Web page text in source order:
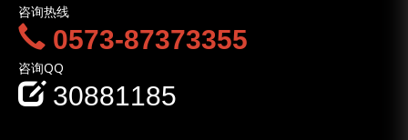
咨询热线
0573-87373355
咨询QQ
30881185